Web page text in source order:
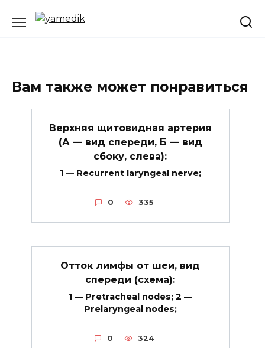
Вам также может понравиться
Верхняя щитовидная артерия
(А — вид спереди, Б — вид
сбоку, слева):
1 — Recurrent laryngeal nerve;
0 335
Отток лимфы от шеи, вид
спереди (схема):
1 — Pretracheal nodes; 2 —
Prelaryngeal nodes;
0 324